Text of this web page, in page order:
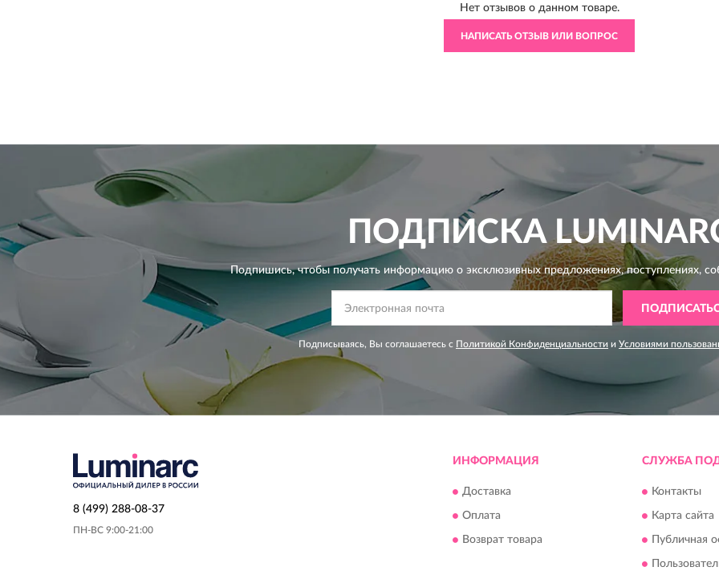
Нет отзывов о данном товаре.
НАПИСАТЬ ОТЗЫВ ИЛИ ВОПРОС
ПОДПИСКА
Подпишись, чтобы получать информацию о эксклюзивных предложениях,поступлениях,
Подписываясь, Вы соглашаетесь с Политикой Конфиденциальности и Условиями
8 (499) 288-08-37
ПН-ВС 9:00-21:00
ИНФОРМАЦИЯ
Доставка
Оплата
Возврат товара
СЛУЖБА
Контакты
Карта сайта
Публичная